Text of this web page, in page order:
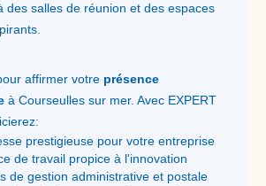
des salles de réunion et des espaces
affirmer votre présence
à Courseulles sur mer. Avec EXPERT
prestigieuse pour votre entreprise
de travail propice à l'innovation
de gestion administrative et postale